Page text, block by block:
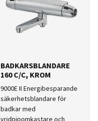
BADKARSBLANDARE
160 C/C, KROM
9000E II Energibesparande
säkerhetsblandare för
badkar med
vridpipomkastare och